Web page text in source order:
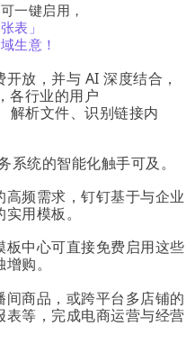
一键启用，
表」
生意！
放，并与 AI 深度结合，
各行业的用户
解析文件、识别链接内
系统的智能化触手可及。
频需求，钉钉基于与企业
用模板。
中心可直接免费启用这些
购。
商品，或跨平台多店铺的
等，完成电商运营与经营